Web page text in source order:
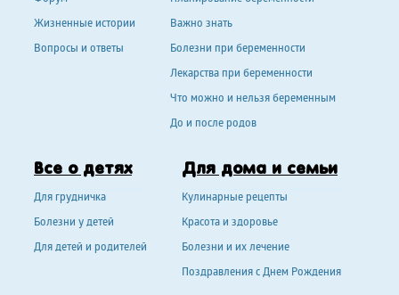
Жизненные истории
Вопросы и ответы
Важно знать
Болезни при беременности
Лекарства при беременности
Что можно и нельзя беременным
До и после родов
Все о детях
Для грудничка
Болезни у детей
Для детей и родителей
Для дома и семьи
Кулинарные рецепты
Красота и здоровье
Болезни и их лечение
Поздравления с Днем Рождения